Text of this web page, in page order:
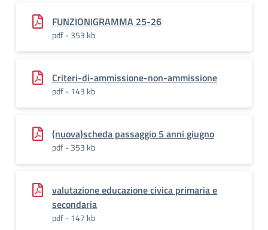
FUNZIONIGRAMMA 25-26
pdf - 353 kb
Criteri-di-ammissione-non-ammissione
pdf - 143 kb
(nuova)scheda passaggio 5 anni giugno
pdf - 353 kb
valutazione educazione civica primaria e
secondaria
pdf - 147 kb